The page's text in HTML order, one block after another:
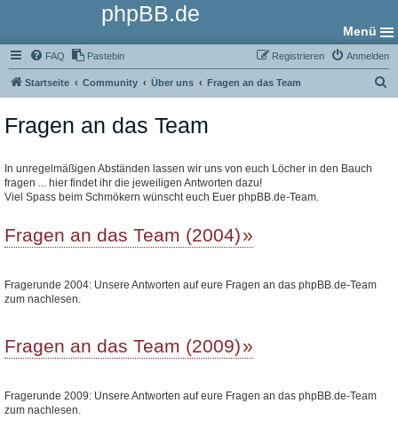
phpBB.de
Menü
FAQ Pastebin Anmelden
Registrieren
Startseite Community Über uns Fragen an das Team
Fragen an das Team
In unregelmäßigen Abständen lassen wir uns von euch Löcher in den Bauch
fragen ... hier findet ihr die jeweiligen Antworten dazu!
Viel Spass beim Schmökern wünscht euch Euer phpBB.de-Team.
Fragen an das Team (2004)
Fragerunde 2004: Unsere Antworten auf eure Fragen an das phpBB.de-Team
zum nachlesen.
Fragen an das Team (2009)
Fragerunde 2009: Unsere Antworten auf eure Fragen an das phpBB.de-Team
zum nachlesen.